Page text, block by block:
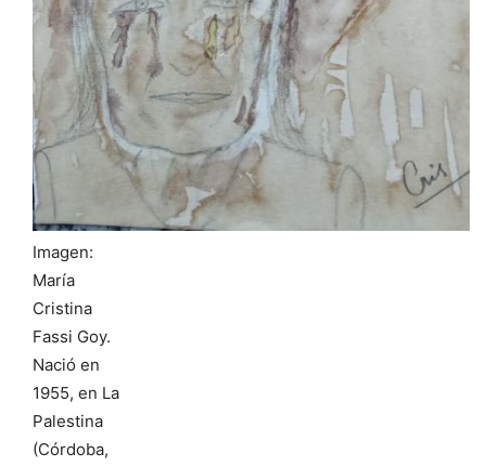
Imagen:
María
Cristina
Fassi Goy.
Nació en
1955, en La
Palestina
(Córdoba,